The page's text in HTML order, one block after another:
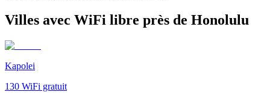
Villes avec WiFi libre près de Honolulu
Kapolei
130 WiFi gratuit